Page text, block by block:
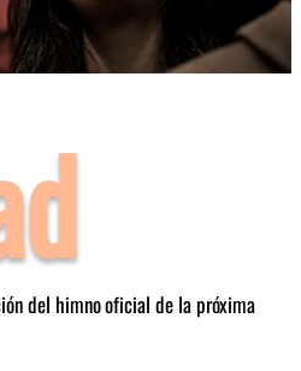
del himno oficial de la próxima